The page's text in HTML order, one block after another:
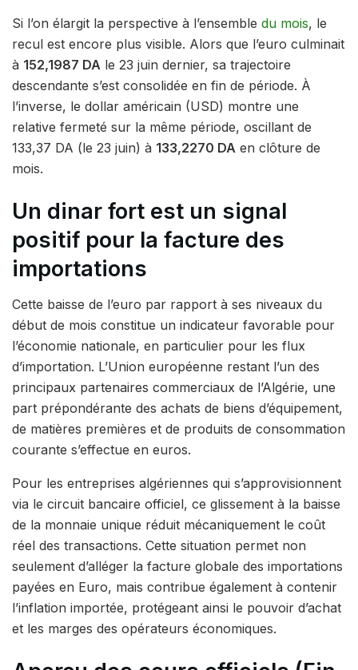
Si l’on élargit la perspective à l’ensemble du mois, le
recul est encore plus visible. Alors que l’euro culminait
à 152,1987 DA le 23 juin dernier, sa trajectoire
descendante s’est consolidée en fin de période. À
l’inverse, le dollar américain (USD) montre une
relative fermeté sur la même période, oscillant de
133,37 DA (le 23 juin) à 133,2270 DA en clôture de
mois.
Un dinar fort est un signal
positif pour la facture des
importations
Cette baisse de l’euro par rapport à ses niveaux du
début de mois constitue un indicateur favorable pour
l’économie nationale, en particulier pour les flux
d’importation. L’Union européenne restant l’un des
principaux partenaires commerciaux de l’Algérie, une
part prépondérante des achats de biens d’équipement,
de matières premières et de produits de consommation
courante s’effectue en euros.
Pour les entreprises algériennes qui s’approvisionnent
via le circuit bancaire officiel, ce glissement à la baisse
de la monnaie unique réduit mécaniquement le coût
réel des transactions. Cette situation permet non
seulement d’alléger la facture globale des importations
payées en Euro, mais contribue également à contenir
l’inflation importée, protégeant ainsi le pouvoir d’achat
et les marges des opérateurs économiques.